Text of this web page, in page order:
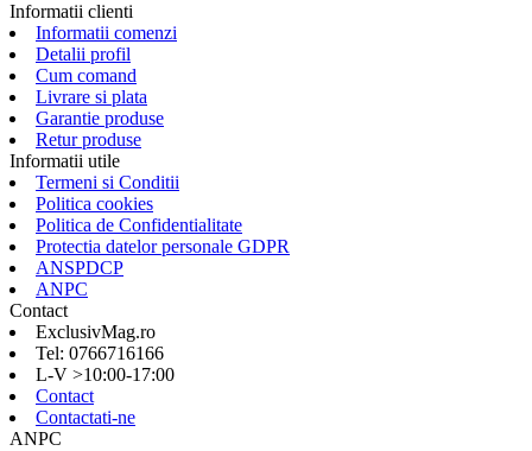
Informatii clienti
Informatii comenzi
Detalii profil
Cum comand
Livrare si plata
Garantie produse
Retur produse
Informatii utile
Termeni si Conditii
Politica cookies
Politica de Confidentialitate
Protectia datelor personale GDPR
ANSPDCP
ANPC
Contact
ExclusivMag.ro
Tel: 0766716166
L-V >10:00-17:00
Contact
Contactati-ne
ANPC